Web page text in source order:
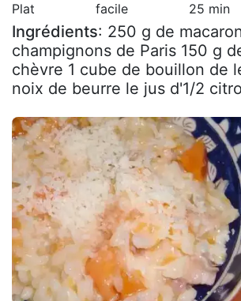
Plat facile 25 min
Ingrédients: 250 g de
champignons de Paris 150 g
chèvre 1 cube de bouillon de
noix de beurre le jus d'1/2